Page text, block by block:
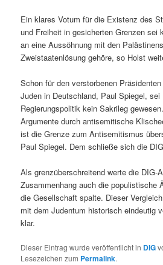
Ein klares Votum für die Existenz des
und Freiheit in gesicherten Grenzen sei
an eine Aussöhnung mit den
Zweistaatenlösung gehöre, so Holst
Schon für den verstorbenen
Juden in Deutschland, Paul Spiegel,
Regierungspolitik kein Sakrileg
Argumente durch antisemitische
ist die Grenze zum Antisemitismus
Paul Spiegel. Dem schließe sich die
Als grenzüberschreitend werte die DIG-
Zusammenhang auch die populistische
die Gesellschaft spalte. Dieser
mit dem Judentum historisch eindeutig
klar.
Dieser Eintrag wurde veröffentlicht in DIG
Lesezeichen zum Permalink.